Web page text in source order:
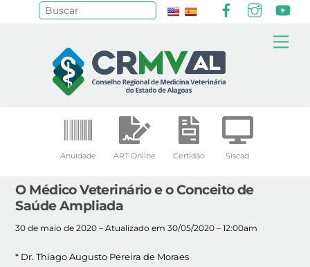
Anuidade ART Online Certidão Siscad
O Médico Veterinário e o Conceito de
Saúde Ampliada
30 de maio de 2020 – Atualizado em 30/05/2020 – 12:00am
* Dr. Thiago Augusto Pereira de Moraes